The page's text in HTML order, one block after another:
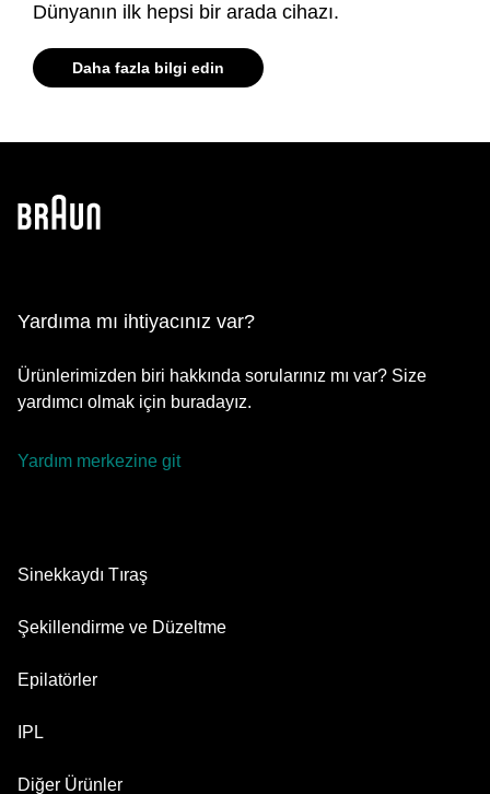
Dünyanın ilk hepsi bir arada cihazı.
Daha fazla bilgi edin
Yardıma mı ihtiyacınız var?
Ürünlerimizden biri hakkında sorularınız mı var? Size
yardımcı olmak için buradayız.
Yardım merkezine git
Sinekkaydı Tıraş
Series 9 Pro
Series 6
Şekillendirme ve Düzeltme
Sakal Düzeltici
Series X
Epilatörler
Silk·épil 9 flex
IPL
Skin i·expert
Diğer Ürünler